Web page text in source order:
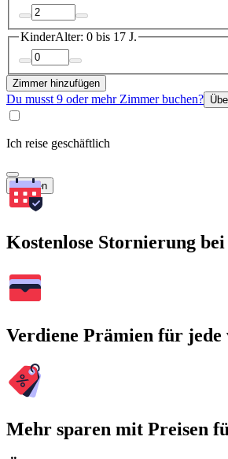
KinderAlter: 0 bis 17 J.
Zimmer hinzufügen
Du musst 9 oder mehr Zimmer buchen?
Ich reise geschäftlich
Suchen
Kostenlose Stornierung
Verdiene Prämien für jede
Mehr sparen mit Preisen